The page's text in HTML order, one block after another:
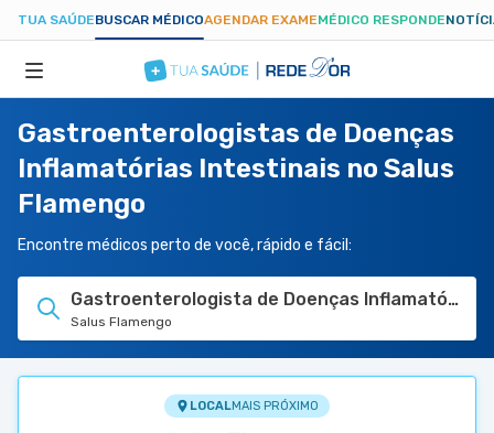
TUA SAÚDEBUSCAR MÉDICOAGENDAR EXAMEMÉDICO RESPONDE
ESPECIALIDADES
HOSPITAIS
TUASAUDE.COM
Gastroenterologistas de Doenças
Inflamatórias Intestinais no Salus
Flamengo
Encontre médicos perto de você, rápido e fácil:
Gastroenterologista de Doenças Inflamatórias
Salus Flamengo
LOCALMAIS PRÓXIMO